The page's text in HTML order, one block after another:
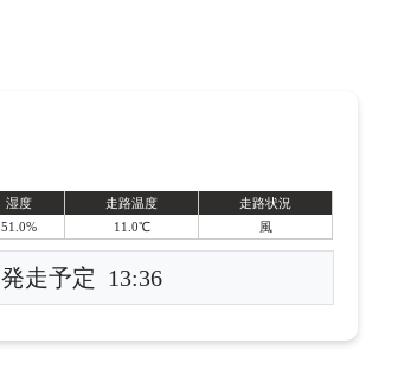
湿度 走路温度
走路状況
51.0% 11.0℃ 風
発走予定 13:36